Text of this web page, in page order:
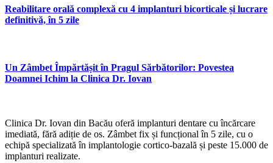
Reabilitare orală complexă cu 4 implanturi bicorticale și lucrare
definitivă, în 5 zile
Un Zâmbet Împărtășit în Pragul Sărbătorilor: Povestea
Doamnei Ichim la Clinica Dr. Iovan
Clinica Dr. Iovan din Bacău oferă implanturi dentare cu încărcare
imediată, fără adiție de os. Zâmbet fix și funcțional în 5 zile, cu o
echipă specializată în implantologie cortico-bazală și peste 15.000 de
implanturi realizate.